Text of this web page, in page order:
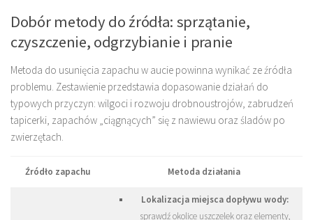
Dobór metody do źródła: sprzątanie,
czyszczenie, odgrzybianie i pranie
Metoda do usunięcia zapachu w aucie powinna wynikać ze źródła
problemu. Zestawienie przedstawia dopasowanie działań do
typowych przyczyn: wilgoci i rozwoju drobnoustrojów, zabrudzeń
tapicerki, zapachów „ciągnących” się z nawiewu oraz śladów po
zwierzętach.
Źródło zapachu Metoda działania
Lokalizacja miejsca dopływu wody:
sprawdź okolice uszczelek oraz elementy,